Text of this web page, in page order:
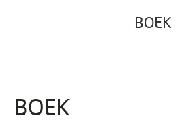
BOEK
BOEK